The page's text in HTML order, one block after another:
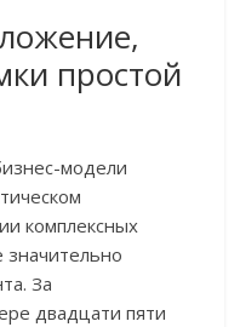
простой
модели
комплексных
значительно
За
двадцати пяти